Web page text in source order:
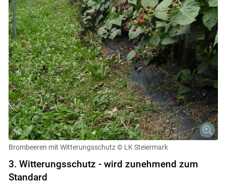
Brombeeren mit Witterungsschutz © LK Steiermark
3. Witterungsschutz - wird zunehmend zum
Standard